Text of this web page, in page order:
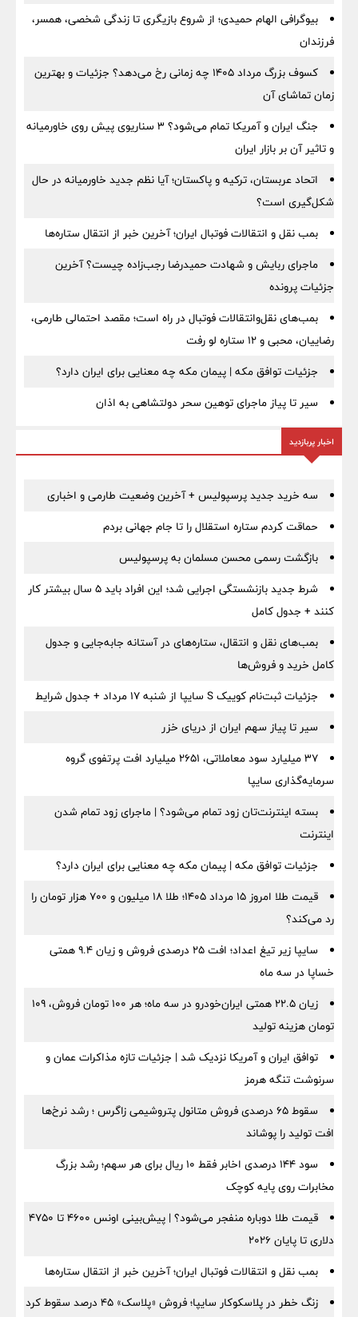
بیوگرافی الهام حمیدی؛ از شروع بازیگری تا زندگی شخصی، همسر،
فرزندان
کسوف بزرگ مرداد ۱۴۰۵ چه زمانی رخ می‌دهد؟ جزئیات و بهترین
زمان تماشای آن
جنگ ایران و آمریکا تمام می‌شود؟ ۳ سناریوی پیش روی خاورمیانه
و تاثیر آن بر بازار ایران
اتحاد عربستان، ترکیه و پاکستان؛ آیا نظم جدید خاورمیانه در حال
شکل‌گیری است؟
بمب نقل‌ و انتقالات فوتبال ایران؛ آخرین خبر از انتقال ستاره‌ها
ماجرای ربایش و شهادت حمیدرضا رجب‌زاده چیست؟ آخرین
جزئیات پرونده
بمب‌های نقل‌وانتقالات فوتبال در راه است؛ مقصد احتمالی طارمی،
رضاییان، محبی و ۱۲ ستاره لو رفت
جزئیات توافق مکه | پیمان مکه چه معنایی برای ایران دارد؟
سیر تا پیاز ماجرای توهین سحر دولتشاهی به اذان
اخبار پربازدید
سه خرید جدید پرسپولیس + آخرین وضعیت طارمی و اخباری
حماقت کردم ستاره استقلال را تا جام جهانی بردم
بازگشت رسمی محسن مسلمان به پرسپولیس
شرط جدید بازنشستگی اجرایی شد؛ این افراد باید ۵ سال بیشتر کار
کنند + جدول کامل
بمب‌های نقل و انتقال، ستاره‌های در آستانه جابه‌جایی و جدول
کامل خرید و فروش‌ها
جزئیات ثبت‌نام کوییک S سایپا از شنبه ۱۷ مرداد + جدول شرایط
سیر تا پیاز سهم ایران از دریای خزر
۳۷ میلیارد سود معاملاتی، ۲۶۵۱ میلیارد افت پرتفوی گروه
سرمایه‌گذاری سایپا
بسته اینترنت‌تان زود تمام می‌شود؟ | ماجرای زود تمام شدن
اینترنت
جزئیات توافق مکه | پیمان مکه چه معنایی برای ایران دارد؟
قیمت طلا امروز ۱۵ مرداد ۱۴۰۵؛ طلا ۱۸ میلیون و ۷۰۰ هزار تومان را
رد می‌کند؟
سایپا زیر تیغ اعداد؛ افت ۲۵ درصدی فروش و زیان ۹.۴ همتی
خساپا در سه ماه
زیان ۲۲.۵ همتی ایران‌خودرو در سه ماه؛ هر ۱۰۰ تومان فروش، ۱۰۹
تومان هزینه تولید
توافق ایران و آمریکا نزدیک شد | جزئیات تازه مذاکرات عمان و
سرنوشت تنگه هرمز
سقوط ۶۵ درصدی فروش متانول پتروشیمی زاگرس ؛ رشد نرخ‌ها
افت تولید را پوشاند
سود ۱۴۴ درصدی اخابر فقط ۱۰ ریال برای هر سهم؛ رشد بزرگ
مخابرات روی پایه کوچک
قیمت طلا دوباره منفجر می‌شود؟ | پیش‌بینی اونس ۴۶۰۰ تا ۴۷۵۰
دلاری تا پایان ۲۰۲۶
بمب نقل‌ و انتقالات فوتبال ایران؛ آخرین خبر از انتقال ستاره‌ها
زنگ خطر در پلاسکوکار سایپا؛ فروش «پلاسک» ۴۵ درصد سقوط کرد